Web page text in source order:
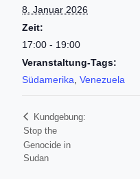
8. Januar 2026
Zeit:
17:00 - 19:00
Veranstaltung-Tags:
Südamerika Venezuela
Kundgebung:
Stop the
Genocide in
Sudan